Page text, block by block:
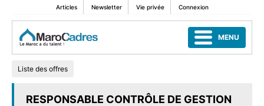
Articles Newsletter Vie privée Connexion
MENU
Liste des offres
RESPONSABLE CONTRÔLE DE GESTION